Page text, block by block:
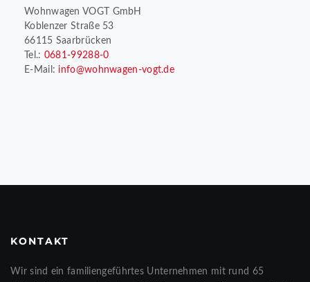
Wohnwagen VOGT GmbH
Koblenzer Straße 53
66115 Saarbrücken
Tel.: 0681-99288-0
E-Mail: info@wohnwagen-vogt.de
KONTAKT
Wir sind ein familiengeführtes Unternehmen mit rund 65